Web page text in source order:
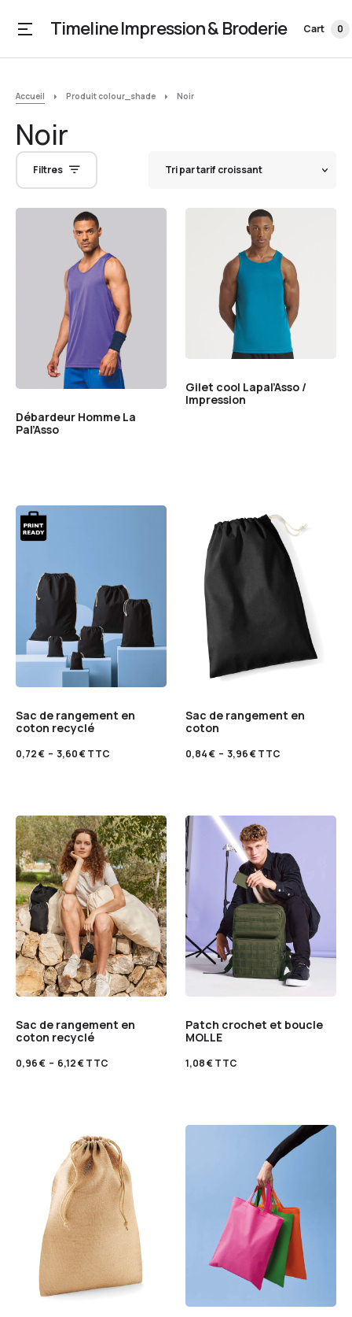
Timeline Impression & Broderie Cart 0
Accueil Produit colour_shade Noir
Noir
Filtres
Débardeur Homme La
Pal’Asso
Gilet cool Lapal’Asso /
Impression
Sac de rangement en
coton recyclé
0,72€ – 3,60€TTC
Sac de rangement en
coton
0,84€ – 3,96€TTC
Sac de rangement en
coton recyclé
0,96€ – 6,12€TTC
Patch crochet et boucle
MOLLE
1,08€TTC